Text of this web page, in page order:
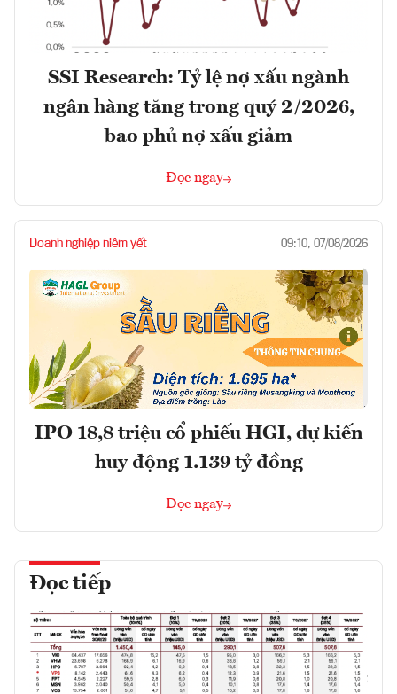
SSI Research: Tỷ lệ nợ xấu ngành
ngân hàng tăng trong quý 2/2026,
bao phủ nợ xấu giảm
Đọc ngay
Doanh nghiệp niêm yết 09:10, 07/08/2026
IPO 18,8 triệu cổ phiếu HGI, dự kiến
huy động 1.139 tỷ đồng
Đọc ngay
Đọc tiếp